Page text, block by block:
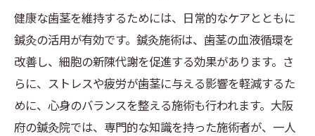
健康な歯茎を維持するためには、日常的なケアとともに
鍼灸の活用が有効です。鍼灸施術は、歯茎の血液循環を
改善し、細胞の新陳代謝を促進する効果があります。さ
らに、ストレスや疲労が歯茎に与える影響を軽減するた
めに、心身のバランスを整える施術も行われます。大阪
府の鍼灸院では、専門的な知識を持った施術者が、一人